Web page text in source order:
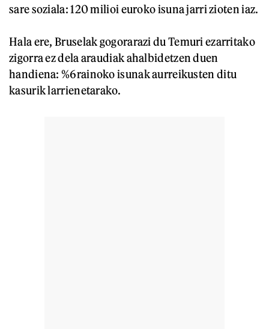
sare soziala: 120 milioi euroko isuna jarri zioten iaz.
Hala ere, Bruselak gogorarazi du Temuri ezarritako
zigorra ez dela araudiak ahalbidetzen duen
handiena: %6rainoko isunak aurreikusten ditu
kasurik larrienetarako.